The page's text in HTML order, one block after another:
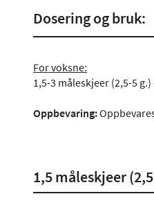
Dosering og bruk:
For voksne:
1,5-3 måleskjeer (2,5-5
Oppbevaring:
1,5 måleskjeer